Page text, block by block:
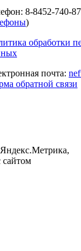
8-8452-740-
)
обработки
почта:
обратной связи
сайтом